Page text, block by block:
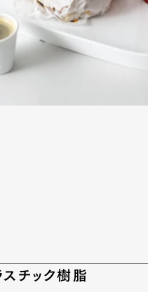
Pen Meet
チック樹脂